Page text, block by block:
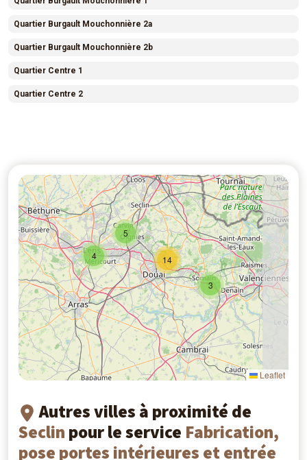
Quartier Burgault Mouchonnière 2a
Quartier Burgault Mouchonnière 2b
Quartier Centre 1
Quartier Centre 2
4
5
3
14
Leaflet
Autres villes à proximité de
Seclin pour le service Fabrication,
pose portes intérieures et entrée